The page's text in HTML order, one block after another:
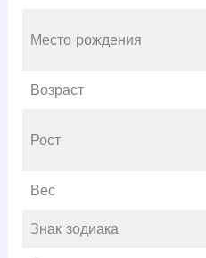
Место рождения
Возраст
Рост
Вес
Знак зодиака